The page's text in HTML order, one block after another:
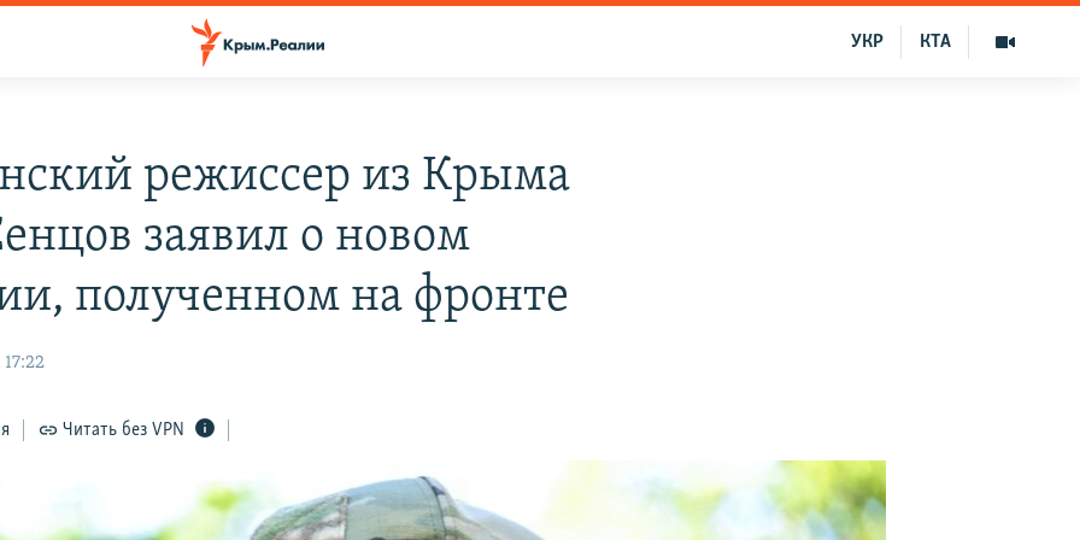
КТА
УКР
режиссер из Крыма
заявил о новом
полученном на фронте
Читать без VPN